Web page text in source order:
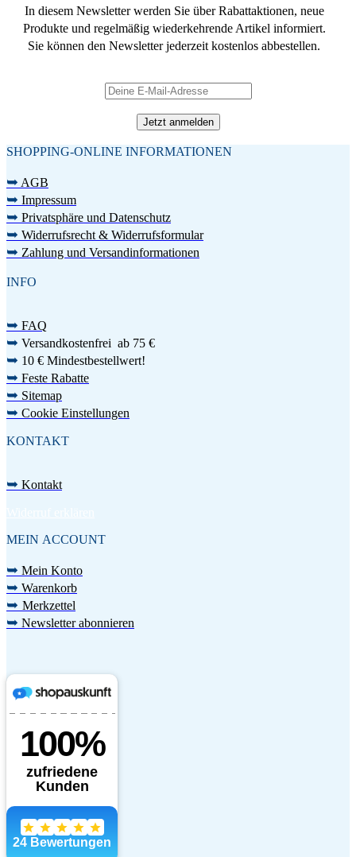
In diesem Newsletter werden Sie über Rabattaktionen, neue
Produkte und regelmäßig wiederkehrende Artikel informiert.
Sie können den Newsletter jederzeit kostenlos abbestellen.
SHOPPING-ONLINE INFORMATIONEN
➥ AGB
➥ Impressum
➥ Privatsphäre und Datenschutz
➥ Widerrufsrecht & Widerrufsformular
➥ Zahlung und Versandinformationen
INFO
➥ FAQ
➥ Versandkostenfrei ab 75 €
➥ 10 € Mindestbestellwert!
➥ Feste Rabatte
➥ Sitemap
➥ Cookie Einstellungen
KONTAKT
➥ Kontakt
MEIN ACCOUNT
➥ Mein Konto
➥ Warenkorb
➥ Merkzettel
➥ Newsletter abonnieren